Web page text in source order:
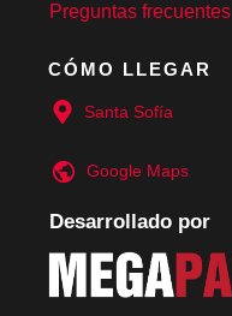
Preguntas frecuentes
CÓMO LLEGAR
Santa Sofía
Google Maps
Desarrollado por